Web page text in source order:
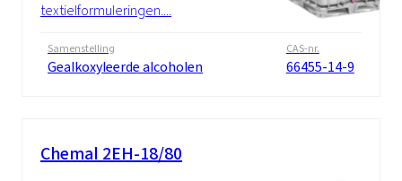
textielformuleringen....
Samenstelling
Gealkoxyleerde alcoholen
CAS-nr.
66455-14-9
Chemal 2EH-18/80